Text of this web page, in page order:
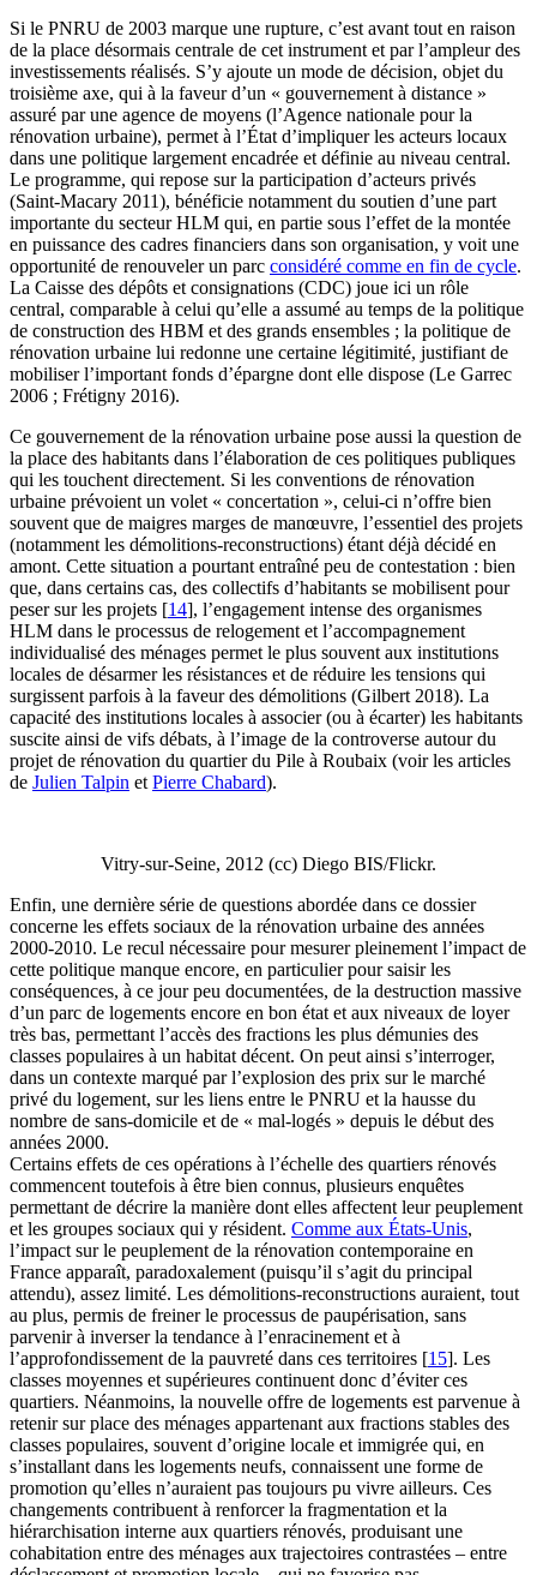
Si le PNRU de 2003 marque une rupture, c’est avant tout en raison
de la place désormais centrale de cet instrument et par l’ampleur des
investissements réalisés. S’y ajoute un mode de décision, objet du
troisième axe, qui à la faveur d’un « gouvernement à distance »
assuré par une agence de moyens (l’Agence nationale pour la
rénovation urbaine), permet à l’État d’impliquer les acteurs locaux
dans une politique largement encadrée et définie au niveau central.
Le programme, qui repose sur la participation d’acteurs privés
(Saint-Macary 2011), bénéficie notamment du soutien d’une part
importante du secteur HLM qui, en partie sous l’effet de la montée
en puissance des cadres financiers dans son organisation, y voit une
opportunité de renouveler un parc considéré comme en fin de cycle.
La Caisse des dépôts et consignations (CDC) joue ici un rôle
central, comparable à celui qu’elle a assumé au temps de la politique
de construction des HBM et des grands ensembles ; la politique de
rénovation urbaine lui redonne une certaine légitimité, justifiant de
mobiliser l’important fonds d’épargne dont elle dispose (Le Garrec
2006 ; Frétigny 2016).
Ce gouvernement de la rénovation urbaine pose aussi la question de
la place des habitants dans l’élaboration de ces politiques publiques
qui les touchent directement. Si les conventions de rénovation
urbaine prévoient un volet « concertation », celui-ci n’offre bien
souvent que de maigres marges de manœuvre, l’essentiel des projets
(notamment les démolitions-reconstructions) étant déjà décidé en
amont. Cette situation a pourtant entraîné peu de contestation : bien
que, dans certains cas, des collectifs d’habitants se mobilisent pour
peser sur les projets [14], l’engagement intense des organismes
HLM dans le processus de relogement et l’accompagnement
individualisé des ménages permet le plus souvent aux institutions
locales de désarmer les résistances et de réduire les tensions qui
surgissent parfois à la faveur des démolitions (Gilbert 2018). La
capacité des institutions locales à associer (ou à écarter) les habitants
suscite ainsi de vifs débats, à l’image de la controverse autour du
projet de rénovation du quartier du Pile à Roubaix (voir les articles
de Julien Talpin et Pierre Chabard).
Vitry-sur-Seine, 2012 (cc) Diego BIS/Flickr.
Enfin, une dernière série de questions abordée dans ce dossier
concerne les effets sociaux de la rénovation urbaine des années
2000-2010. Le recul nécessaire pour mesurer pleinement l’impact de
cette politique manque encore, en particulier pour saisir les
conséquences, à ce jour peu documentées, de la destruction massive
d’un parc de logements encore en bon état et aux niveaux de loyer
très bas, permettant l’accès des fractions les plus démunies des
classes populaires à un habitat décent. On peut ainsi s’interroger,
dans un contexte marqué par l’explosion des prix sur le marché
privé du logement, sur les liens entre le PNRU et la hausse du
nombre de sans-domicile et de « mal-logés » depuis le début des
années 2000.
Certains effets de ces opérations à l’échelle des quartiers rénovés
commencent toutefois à être bien connus, plusieurs enquêtes
permettant de décrire la manière dont elles affectent leur peuplement
et les groupes sociaux qui y résident. Comme aux États-Unis,
l’impact sur le peuplement de la rénovation contemporaine en
France apparaît, paradoxalement (puisqu’il s’agit du principal
attendu), assez limité. Les démolitions-reconstructions auraient, tout
au plus, permis de freiner le processus de paupérisation, sans
parvenir à inverser la tendance à l’enracinement et à
l’approfondissement de la pauvreté dans ces territoires [15]. Les
classes moyennes et supérieures continuent donc d’éviter ces
quartiers. Néanmoins, la nouvelle offre de logements est parvenue à
retenir sur place des ménages appartenant aux fractions stables des
classes populaires, souvent d’origine locale et immigrée qui, en
s’installant dans les logements neufs, connaissent une forme de
promotion qu’elles n’auraient pas toujours pu vivre ailleurs. Ces
changements contribuent à renforcer la fragmentation et la
hiérarchisation interne aux quartiers rénovés, produisant une
cohabitation entre des ménages aux trajectoires contrastées – entre